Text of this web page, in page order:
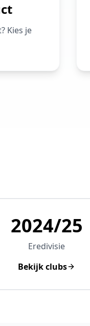
Kies je
2024/25
Eredivisie
Bekijk clubs